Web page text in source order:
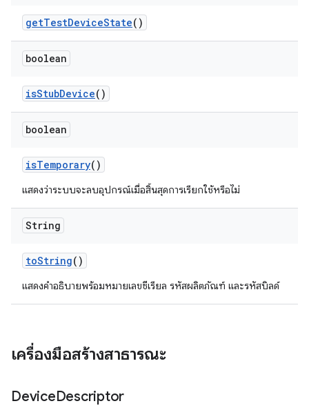
getTestDeviceState()
boolean
isStubDevice()
boolean
isTemporary()
แสดงว่าระบบจะลบอุปกรณ์เมื่อสิ้นสุดการเรียกใช้หรือไม่
String
toString()
แสดงคำอธิบายพร้อมหมายเลขซีเรียล รหัสผลิตภัณฑ์ และรหัสบิลด์
เครื่องมือสร้างสาธารณะ
DeviceDescriptor